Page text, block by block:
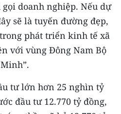
gọi doanh nghiệp. Nếu dự
sẽ là tuyến đường đẹp,
phát triển kinh tế xã
với vùng Đông Nam Bộ
tư lớn hơn 25 nghìn tỷ
đầu tư 12.770 tỷ đồng,